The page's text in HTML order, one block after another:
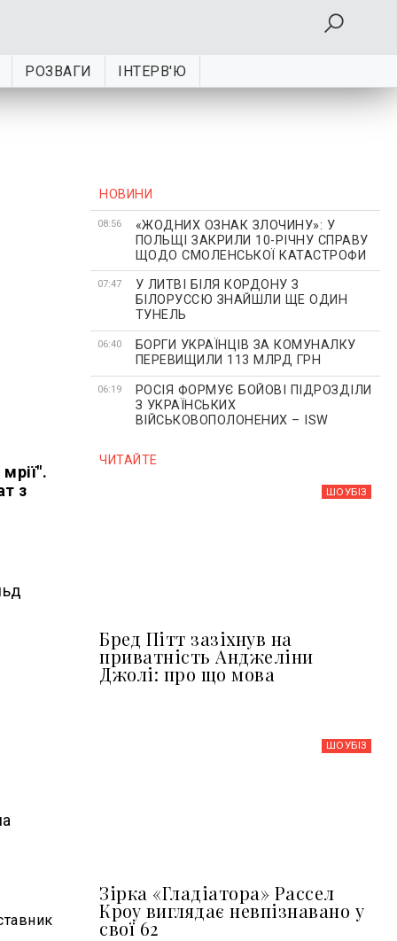
РОЗВАГИ ІНТЕРВ'Ю
з
НОВИНИ
08:56
«ЖОДНИХ ОЗНАК ЗЛОЧИНУ»: У
ПОЛЬЩІ ЗАКРИЛИ 10-РІЧНУ СПРАВУ
ЩОДО СМОЛЕНСЬКОЇ КАТАСТРОФИ
07:47
У ЛИТВІ БІЛЯ КОРДОНУ З
БІЛОРУССЮ ЗНАЙШЛИ ЩЕ ОДИН
ТУНЕЛЬ
06:40
БОРГИ УКРАЇНЦІВ ЗА КОМУНАЛКУ
ПЕРЕВИЩИЛИ 113 МЛРД ГРН
06:19
РОСІЯ ФОРМУЄ БОЙОВІ ПІДРОЗДІЛИ
З УКРАЇНСЬКИХ
ВІЙСЬКОВОПОЛОНЕНИХ – ISW
ЧИТАЙТЕ
ШОУБIЗ
Бред Пітт зазіхнув на
приватність Анджеліни
Джолі: про що мова
ШОУБIЗ
Зірка «Гладіатора» Рассел
Кроу виглядає невпізнавано у
свої 62